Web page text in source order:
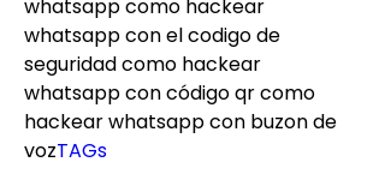
whatsapp como hackear
whatsapp con el codigo de
seguridad como hackear
whatsapp con código qr como
hackear whatsapp con buzon de
vozTAGs